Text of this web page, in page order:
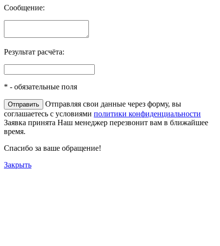
Сообщение:
Результат расчёта:
* - обязательные поля
Отправляя свои данные через форму, вы
соглашаетесь с условиями политики конфиденциальности
Заявка принята Наш менеджер перезвонит вам в ближайшее
время.
Спасибо за ваше обращение!
Закрыть